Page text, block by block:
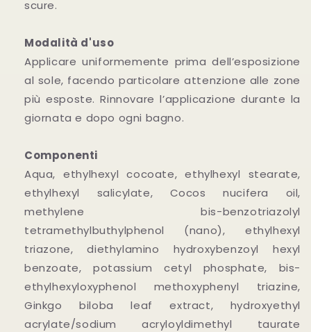
scure.
Modalità d'uso
Applicare uniformemente prima dell’esposizione
al sole, facendo particolare attenzione alle zone
più esposte. Rinnovare l’applicazione durante la
giornata e dopo ogni bagno.
Componenti
Aqua, ethylhexyl cocoate, ethylhexyl stearate,
ethylhexyl salicylate, Cocos nucifera oil,
methylene bis-benzotriazolyl
tetramethylbuthylphenol (nano), ethylhexyl
triazone, diethylamino hydroxybenzoyl hexyl
benzoate, potassium cetyl phosphate, bis-
ethylhexyloxyphenol methoxyphenyl triazine,
Ginkgo biloba leaf extract, hydroxyethyl
acrylate/sodium acryloyldimethyl taurate